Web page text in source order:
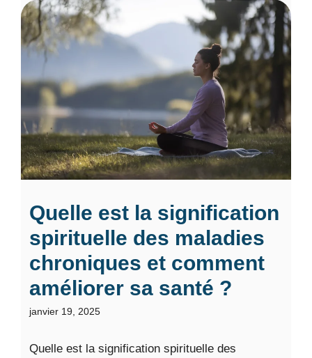
Quelle est la signification
spirituelle des maladies
chroniques et comment
améliorer sa santé ?
janvier 19, 2025
Quelle est la signification spirituelle des